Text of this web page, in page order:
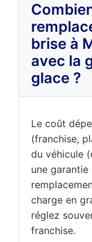
brise à
avec la
glace ?
Le coût
(franchise,
du véhicule
une
charge en
réglez
franchise.